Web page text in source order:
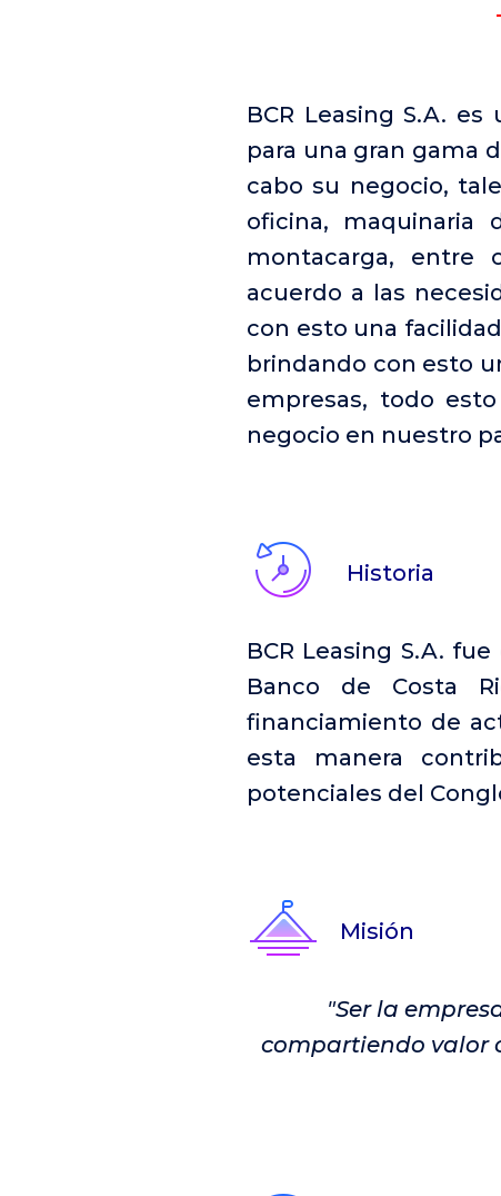
BCR Leasing S.A.
para una gran gama
cabo su negocio,
oficina, maquinaria
montacarga, entre
acuerdo a las
con esto una
brindando con esto
empresas, todo
negocio en nuestro
Historia
BCR Leasing S.A.
Banco de Costa
financiamiento de
esta manera
potenciales del
Misión
"Ser la
compartiendo valor